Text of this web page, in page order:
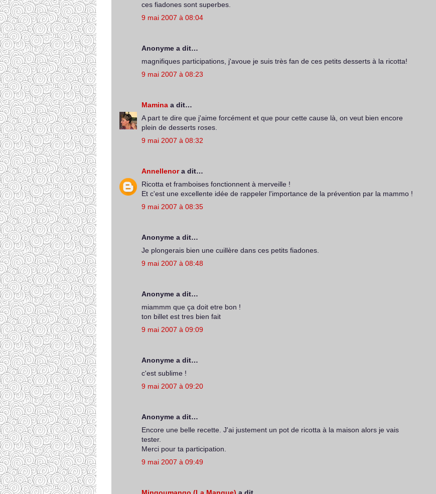
ces fiadones sont superbes.
9 mai 2007 à 08:04
Anonyme a dit…
magnifiques participations, j'avoue je suis très fan de ces petits desserts à la ricotta!
9 mai 2007 à 08:23
Mamina a dit…
A part te dire que j'aime forcément et que pour cette cause là, on veut bien encore
plein de desserts roses.
9 mai 2007 à 08:32
Annellenora dit…
Ricotta et framboises fonctionnent à merveille !
Et c'est une excellente idée de rappeler l'importance de la prévention par la mammo !
9 mai 2007 à 08:35
Anonyme a dit…
Je plongerais bien une cuillère dans ces petits fiadones.
9 mai 2007 à 08:48
Anonyme a dit…
miammm que ça doit etre bon !
ton billet est tres bien fait
9 mai 2007 à 09:09
Anonyme a dit…
c'est sublime !
9 mai 2007 à 09:20
Anonyme a dit…
Encore une belle recette. J'ai justement un pot de ricotta à la maison alors je vais
tester.
Merci pour ta participation.
9 mai 2007 à 09:49